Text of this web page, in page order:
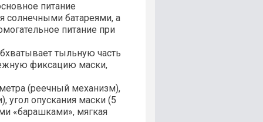
питание
солнечными батареями, а
питание при
тыльную часть
фиксацию маски,
(реечный механизм),
угол опускания маски (5
«барашками», мягкая